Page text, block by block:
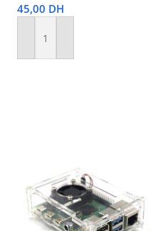
45,00 DH
Ajouter Au Panier